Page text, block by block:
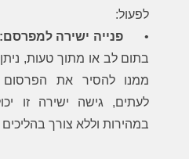
לפעול:
•
פנייה ישירה למפרסם:
בתום לב או מתוך טעות,
ממנו להסיר את
לעתים, גישה ישירה זו
במהירות וללא צורך